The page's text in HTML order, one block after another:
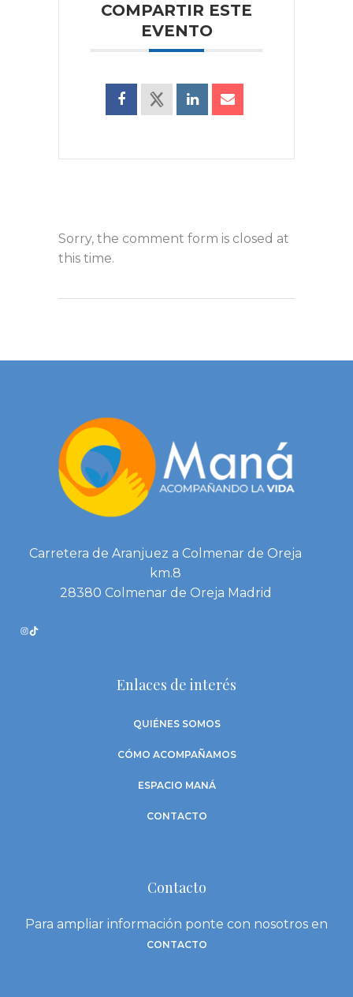
COMPARTIR ESTE
EVENTO
Sorry, the comment form is closed at
this time.
Carretera de Aranjuez a Colmenar de Oreja
km.8
28380 Colmenar de Oreja Madrid
INSTAGRAM
TIKTOK
Enlaces de interés
QUIÉNES SOMOS
CÓMO ACOMPAÑAMOS
ESPACIO MANÁ
CONTACTO
Contacto
Para ampliar información ponte con nosotros en
CONTACTO